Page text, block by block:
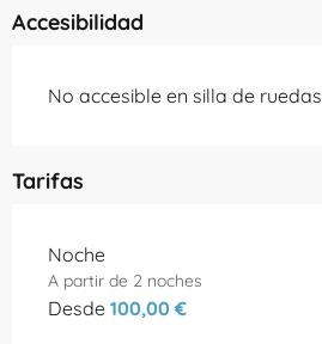
Accesibilidad
No accesible en silla de ruedas
Tarifas
Tarifas 2026
Noche
A partir de 2 noches
Desde 100,00 €